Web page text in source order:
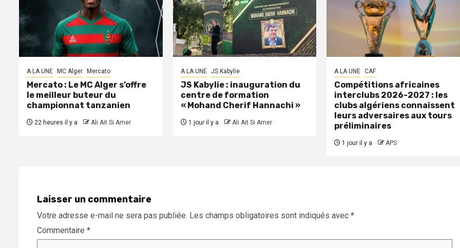
A LA UNE MC Alger Mercato
Mercato : Le MC Alger s’offre
le meilleur buteur du
championnat tanzanien
22 heures il y a Ali Ait Si Amer
A LA UNE JS Kabylie
JS Kabylie : inauguration du
centre de formation
« Mohand Cherif Hannachi »
1 jour il y a Ali Ait Si Amer
A LA UNE CAF
Compétitions africaines
interclubs 2026-2027 : les
clubs algériens connaissent
leurs adversaires aux tours
préliminaires
1 jour il y a APS
Laisser un commentaire
Votre adresse e-mail ne sera pas publiée. Les champs obligatoires sont indiqués avec *
Commentaire *